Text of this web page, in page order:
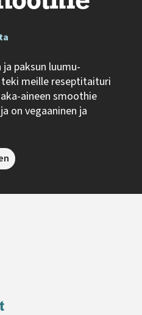
paksun luumu-
meille reseptitaituri
aineen smoothie
on vegaaninen ja